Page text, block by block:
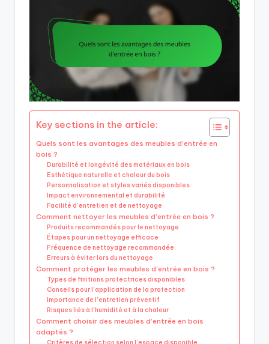
Key sections in the article:
Quels sont les avantages des meubles d’entrée en
bois ?
Durabilité et longévité des matériaux en bois
Esthétique naturelle et chaleur du bois
Personnalisation et styles variés disponibles
Impact environnemental et durabilité
Facilité d’entretien et de nettoyage
Comment nettoyer les meubles d’entrée en bois ?
Produits recommandés pour le nettoyage
Étapes pour un nettoyage efficace
Fréquence de nettoyage recommandée
Erreurs à éviter lors du nettoyage
Comment protéger les meubles d’entrée en bois ?
Types de finitions protectrices disponibles
Conseils pour l’application de la protection
Importance de l’entretien préventif
Risques liés à l’humidité et à la chaleur
Comment choisir des meubles d’entrée en bois
adaptés ?
Critères de sélection selon l’espace disponible